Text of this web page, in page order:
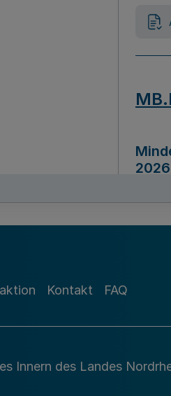
Kontakt FAQ
Innern des Landes